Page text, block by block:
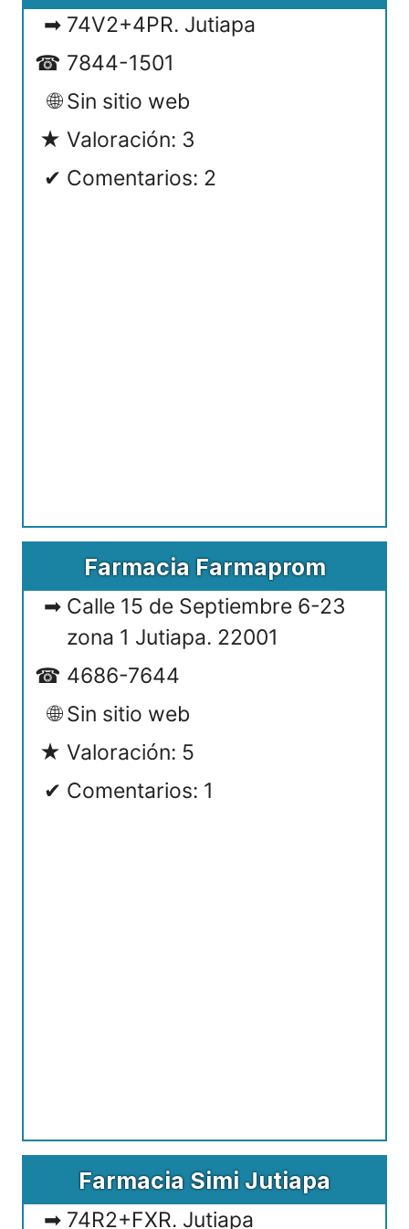
74V2+4PR. Jutiapa
7844-1501
Sin sitio web
Valoración: 3
Comentarios: 2
Farmacia Farmaprom
Calle 15 de Septiembre 6-23
zona 1 Jutiapa. 22001
4686-7644
Sin sitio web
Valoración: 5
Comentarios: 1
Farmacia Simi Jutiapa
74R2+FXR. Jutiapa